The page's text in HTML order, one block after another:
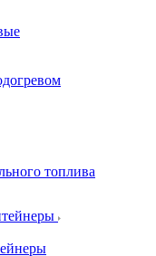
топлива